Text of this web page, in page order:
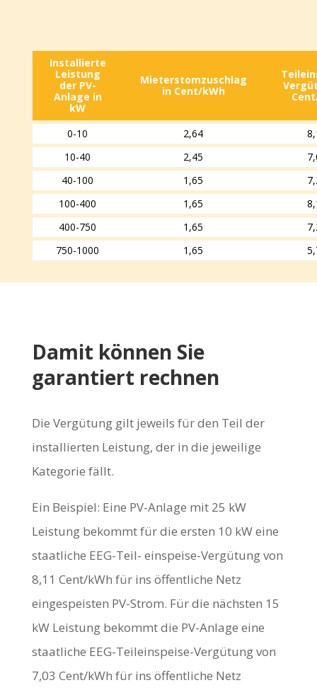
Installierte
Leistung
der PV-
Anlage in
kW
Mieterstomzuschlag
in Cent/kWh
0-10 2,64
10-40
2,45
40-100
1,65
100-400
1,65
400-750
1,65
750-1000
1,65
Damit können Sie
garantiert rechnen
Die Vergütung gilt jeweils für den Teil der
installierten Leistung, der in die jeweilige
Kategorie fällt.
Ein Beispiel: Eine PV-Anlage mit 25 kW
Leistung bekommt für die ersten 10 kW eine
staatliche EEG-Teil- einspeise-Vergütung von
8,11 Cent/kWh für ins öffentliche Netz
eingespeisten PV-Strom. Für die nächsten 15
kW Leistung bekommt die PV-Anlage eine
staatliche EEG-Teileinspeise-Vergütung von
7,03 Cent/kWh für ins öffentliche Netz